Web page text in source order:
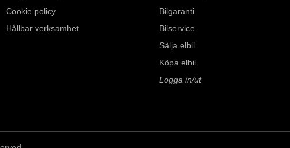
Cookie policy
Hållbar verksamhet
Bilgaranti
Bilservice
Sälja elbil
Köpa elbil
Logga in/ut